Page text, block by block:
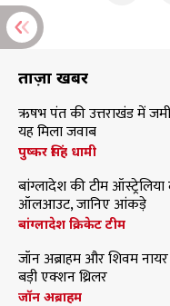
ताज़ा खबरें
ऋषभ पंत की उत्तराखंड में
यह मिला जवाब
पुष्कर सिंह धामी
बांग्लादेश की टीम
ऑलआउट, जानिए आंकड़े
बांग्लादेश क्रिकेट टीम
जॉन अब्राहम और शिवम
बड़ी एक्शन थ्रिलर
जॉन अब्राहम